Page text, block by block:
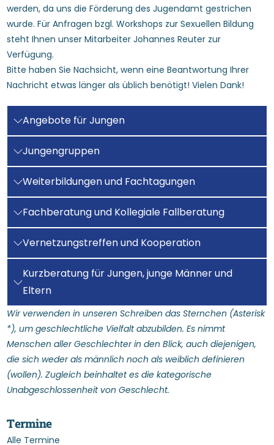
werden, da uns die Förderung des Jugendamt gestrichen
wurde. Für Anfragen bzgl. Workshops zur Sexuellen Bildung
steht Ihnen unser Mitarbeiter Johannes Reuter zur
Verfügung.
Bitte haben Sie Nachsicht, wenn eine Beantwortung Ihrer
Nachricht etwas länger als üblich benötigt! Vielen Dank!
Angebote für Jungen
Jungengruppen
Weiterbildungen und Fachtagungen
Fachberatung und Kollegiale Fallberatung
Vernetzungstreffen und Kooperation
Kurzberatung für Jungen, junge Männer und
Eltern
Wir verwenden in unseren Schreiben das Sternchen (Asterisk
*), um geschlechtliche Vielfalt abzubilden. Es nimmt
Menschen aller Geschlechter in den Blick, auch diejenigen,
die sich weder als männlich noch als weiblich definieren
(wollen). Zugleich beinhaltet es die kategorische
Unabgeschlossenheit von Geschlecht.
Termine
Alle Termine